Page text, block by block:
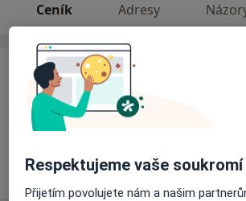
Ceník Adresy
Ceník
Informace o službách a cenách
Tento specialista ještě nepřidával
Respektujeme vaše soukromí
Přijetím povolujete nám a našim